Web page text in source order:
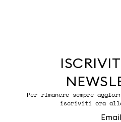
Per rimanere sempre
iscriviti ora